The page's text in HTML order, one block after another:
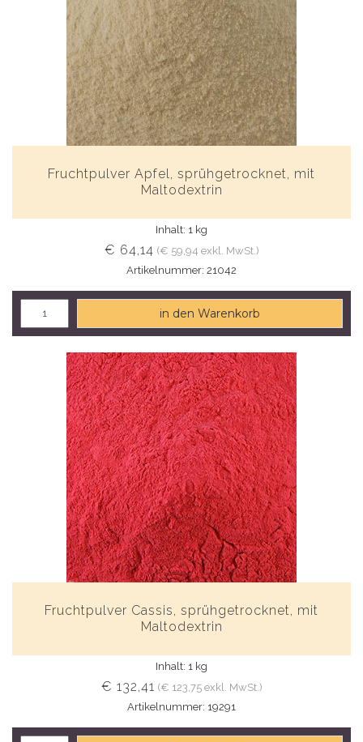
Fruchtpulver Apfel, sprühgetrocknet, mit
Maltodextrin
Inhalt: 1 kg
€ 64,14 (€ 59,94 exkl. MwSt.)
Artikelnummer: 21042
in den Warenkorb
Fruchtpulver Cassis, sprühgetrocknet, mit
Maltodextrin
Inhalt: 1 kg
€ 132,41 (€ 123,75 exkl. MwSt.)
Artikelnummer: 19291